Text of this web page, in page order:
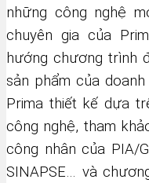
những công nghệ
chuyên gia của
hướng chương trình
sản phẩm của
Prima thiết kế dựa
công nghệ, tham
công nhân của PIA/
SINAPSE… và